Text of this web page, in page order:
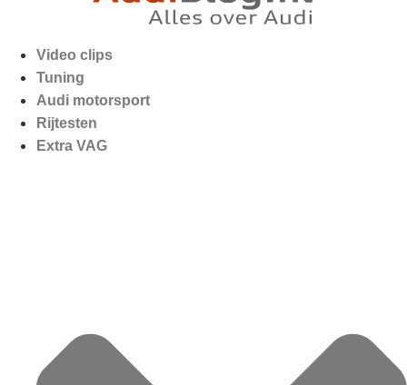
Video clips
Tuning
Audi motorsport
Rijtesten
Extra VAG